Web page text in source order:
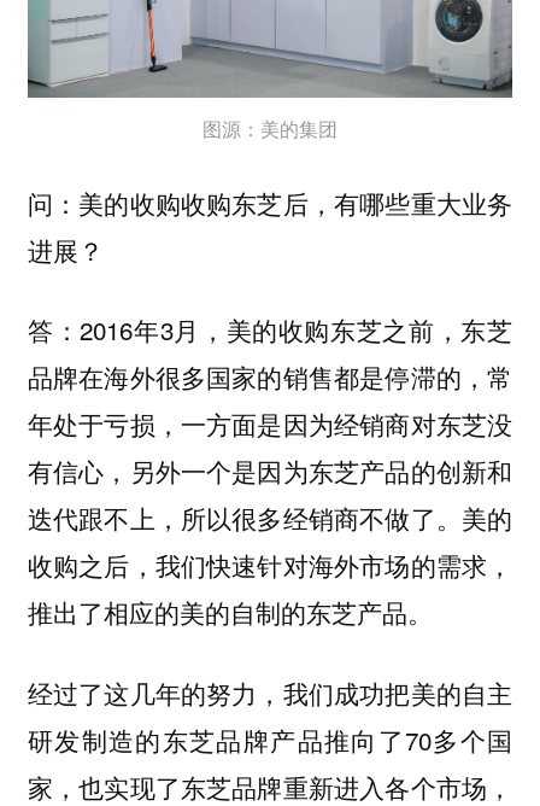
图源：美的集团
问：美的收购收购东芝后，有哪些重大业务
进展？
答：2016年3月，美的收购东芝之前，东芝
品牌在海外很多国家的销售都是停滞的，常
年处于亏损，一方面是因为经销商对东芝没
有信心，另外一个是因为东芝产品的创新和
迭代跟不上，所以很多经销商不做了。美的
收购之后，我们快速针对海外市场的需求，
推出了相应的美的自制的东芝产品。
经过了这几年的努力，我们成功把美的自主
研发制造的东芝品牌产品推向了70多个国
家，也实现了东芝品牌重新进入各个市场，